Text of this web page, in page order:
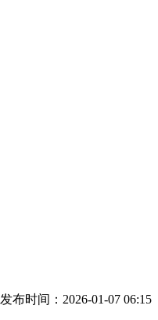
发布时间：2026-01-07 06:15